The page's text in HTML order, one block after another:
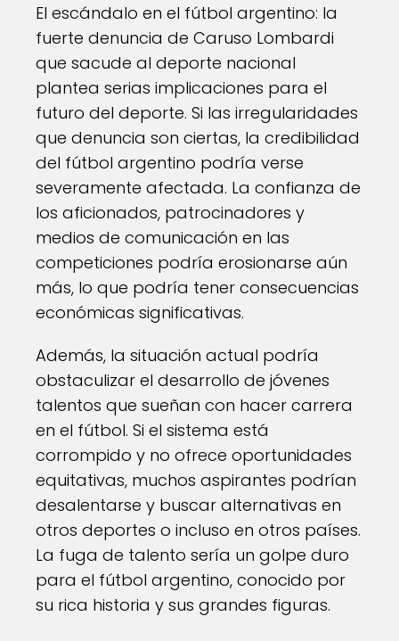
El escándalo en el fútbol argentino: la
fuerte denuncia de Caruso Lombardi
que sacude al deporte nacional
plantea serias implicaciones para el
futuro del deporte. Si las irregularidades
que denuncia son ciertas, la credibilidad
del fútbol argentino podría verse
severamente afectada. La confianza de
los aficionados, patrocinadores y
medios de comunicación en las
competiciones podría erosionarse aún
más, lo que podría tener consecuencias
económicas significativas.
Además, la situación actual podría
obstaculizar el desarrollo de jóvenes
talentos que sueñan con hacer carrera
en el fútbol. Si el sistema está
corrompido y no ofrece oportunidades
equitativas, muchos aspirantes podrían
desalentarse y buscar alternativas en
otros deportes o incluso en otros países.
La fuga de talento sería un golpe duro
para el fútbol argentino, conocido por
su rica historia y sus grandes figuras.